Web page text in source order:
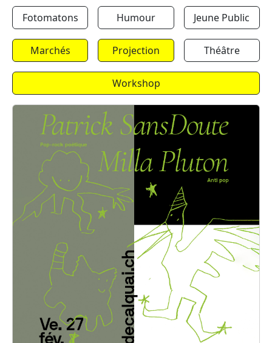
Fotomatons Humour Jeune Public
Marchés Projection Théâtre
Workshop